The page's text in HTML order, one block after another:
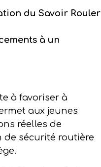
du Savoir Rouler
à un
à favoriser à
aux jeunes
réelles de
de sécurité routière